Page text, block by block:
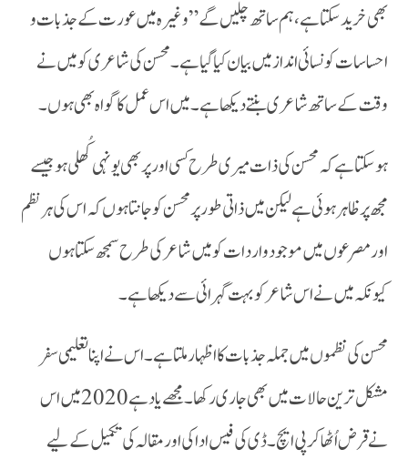
بھی خرید سکتا ہے، ہم ساتھ چلیں گے” وغیرہ میں عورت کے جذبات و
احساسات کو نسائی انداز میں بیان کیا گیا ہے۔ محسن کی شاعری کو میں نے
وقت کے ساتھ شاعری بنتے دیکھا ہے ۔میں اس عمل کا گواہ بھی ہوں۔
مجھ پر ظاہر ہوئی ہے لیکن میں ذاتی طور پر محسن کو جانتا ہوں کہ اس کی ہر نظم
اور مصرعوں میں موجود واردات کو میں شاعر کی طرح سمجھ سکتا ہوں
کیونکہ میں نے اس شاعر کو بہت گہرائی سے دیکھا ہے۔
مشکل ترین حالات میں بھی جاری رکھا۔ مجھے یاد ہے 2020 میں اس
نے قرض اُٹھا کر پی ایچ ۔ڈی کی فیس ادا کی اور مقالہ کی تکمیل کے لیے